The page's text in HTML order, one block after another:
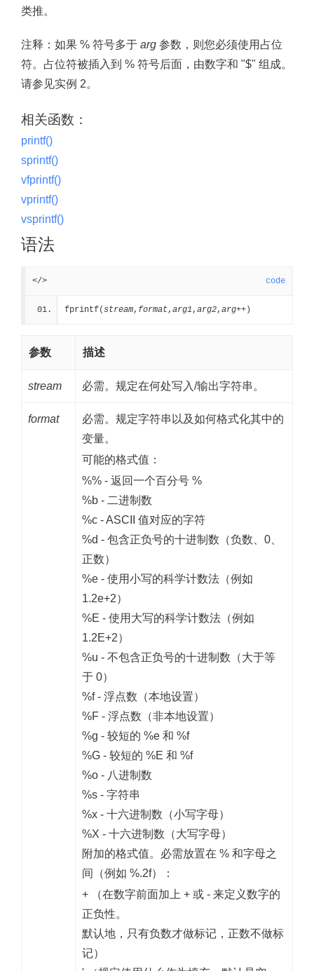
类推。
注释： 如果 % 符号多于 arg 参数，则您必须使用占位
符。占位符被插入到 % 符号后面，由数字和 "$" 组成。
请参见实例 2。
相关函数：
printf()
sprintf()
vfprintf()
vprintf()
vsprintf()
语法
</> code
fprintf(stream, format, arg1 , arg2, arg++ )
参数 描述
stream 必需。规定在何处写入/输出字符串。
format
必需。规定字符串以及如何格式化其中的
变量。
可能的格式值：
%% - 返回一个百分号 %
%b - 二进制数
%c - ASCII 值对应的字符
%d - 包含正负号的十进制数（负数、0、
正数）
%e - 使用小写的科学计数法（例如
1.2e+2）
%E - 使用大写的科学计数法（例如
1.2E+2）
%u - 不包含正负号的十进制数（大于等
于 0）
%f - 浮点数（本地设置）
%F - 浮点数（非本地设置）
%g - 较短的 %e 和 %f
%G - 较短的 %E 和 %f
%o - 八进制数
%s - 字符串
%x - 十六进制数（小写字母）
%X - 十六进制数（大写字母）
附加的格式值。必需放置在 % 和字母之
间（例如 %.2f）：
+ （在数字前面加上 + 或 - 来定义数字的
正负性。
默认地，只有负数才做标记，正数不做标
记）